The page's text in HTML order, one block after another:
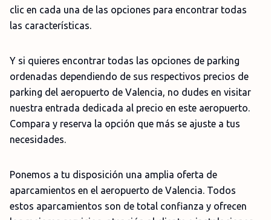
clic en cada una de las opciones para encontrar todas
las características.
Y si quieres encontrar todas las opciones de parking
ordenadas dependiendo de sus respectivos precios de
parking del aeropuerto de Valencia, no dudes en visitar
nuestra entrada dedicada al precio en este aeropuerto.
Compara y reserva la opción que más se ajuste a tus
necesidades.
Ponemos a tu disposición una amplia oferta de
aparcamientos en el aeropuerto de Valencia. Todos
estos aparcamientos son de total confianza y ofrecen